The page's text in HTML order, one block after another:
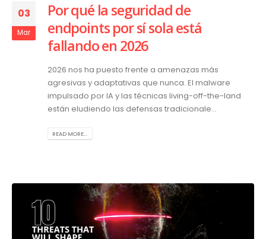
03
Mar
Por qué la seguridad de
endpoints por sí sola está
fallando en 2026
2026 nos ha puesto frente a amenazas más
agresivas y adaptativas que nunca. El malware
impulsado por IA y las técnicas living-off-the-land
están eludiendo las defensas tradicionale...
READ MORE...